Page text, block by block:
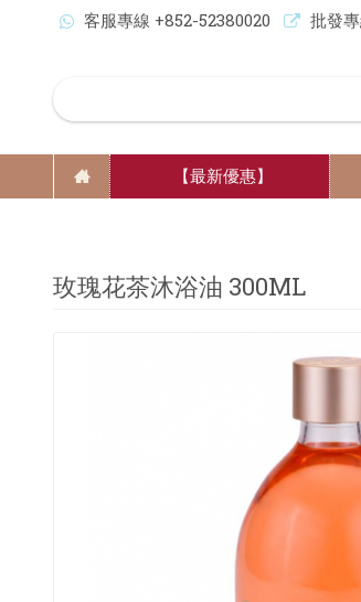
客服專線 +852-52380020 批發
【最新優惠】
玫瑰花茶沐浴油 300ML